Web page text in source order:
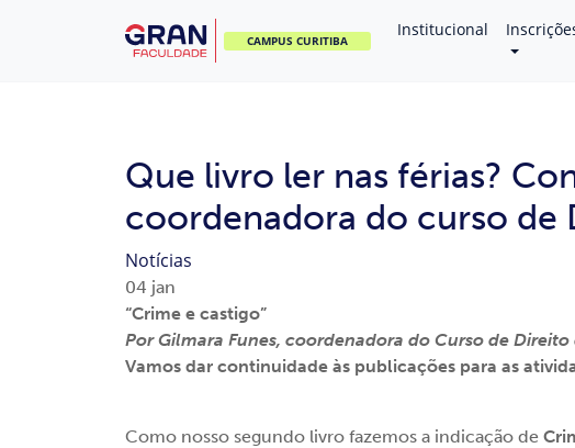
CAMPUS CURITIBA
Institucional
Que livro ler nas férias?
coordenadora do curso de
Notícias
04 jan
“Crime e castigo”
Por Gilmara Funes, coordenadora do Curso de Direito
Vamos dar continuidade às publicações para as
Como nosso segundo livro fazemos a indicação de